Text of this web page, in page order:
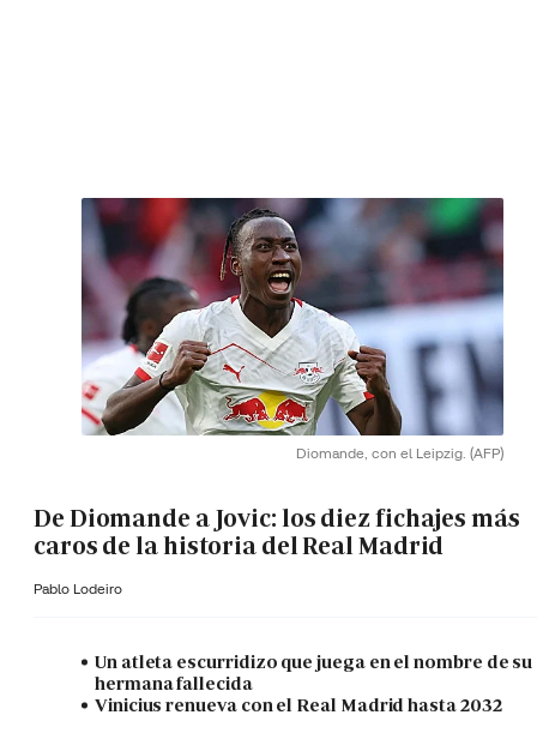
Diomande, con el Leipzig. (AFP)
De Diomande a Jovic: los diez fichajes más
caros de la historia del Real Madrid
Pablo Lodeiro
Un atleta escurridizo que juega en el nombre de su
hermana fallecida
Vinicius renueva con el Real Madrid hasta 2032